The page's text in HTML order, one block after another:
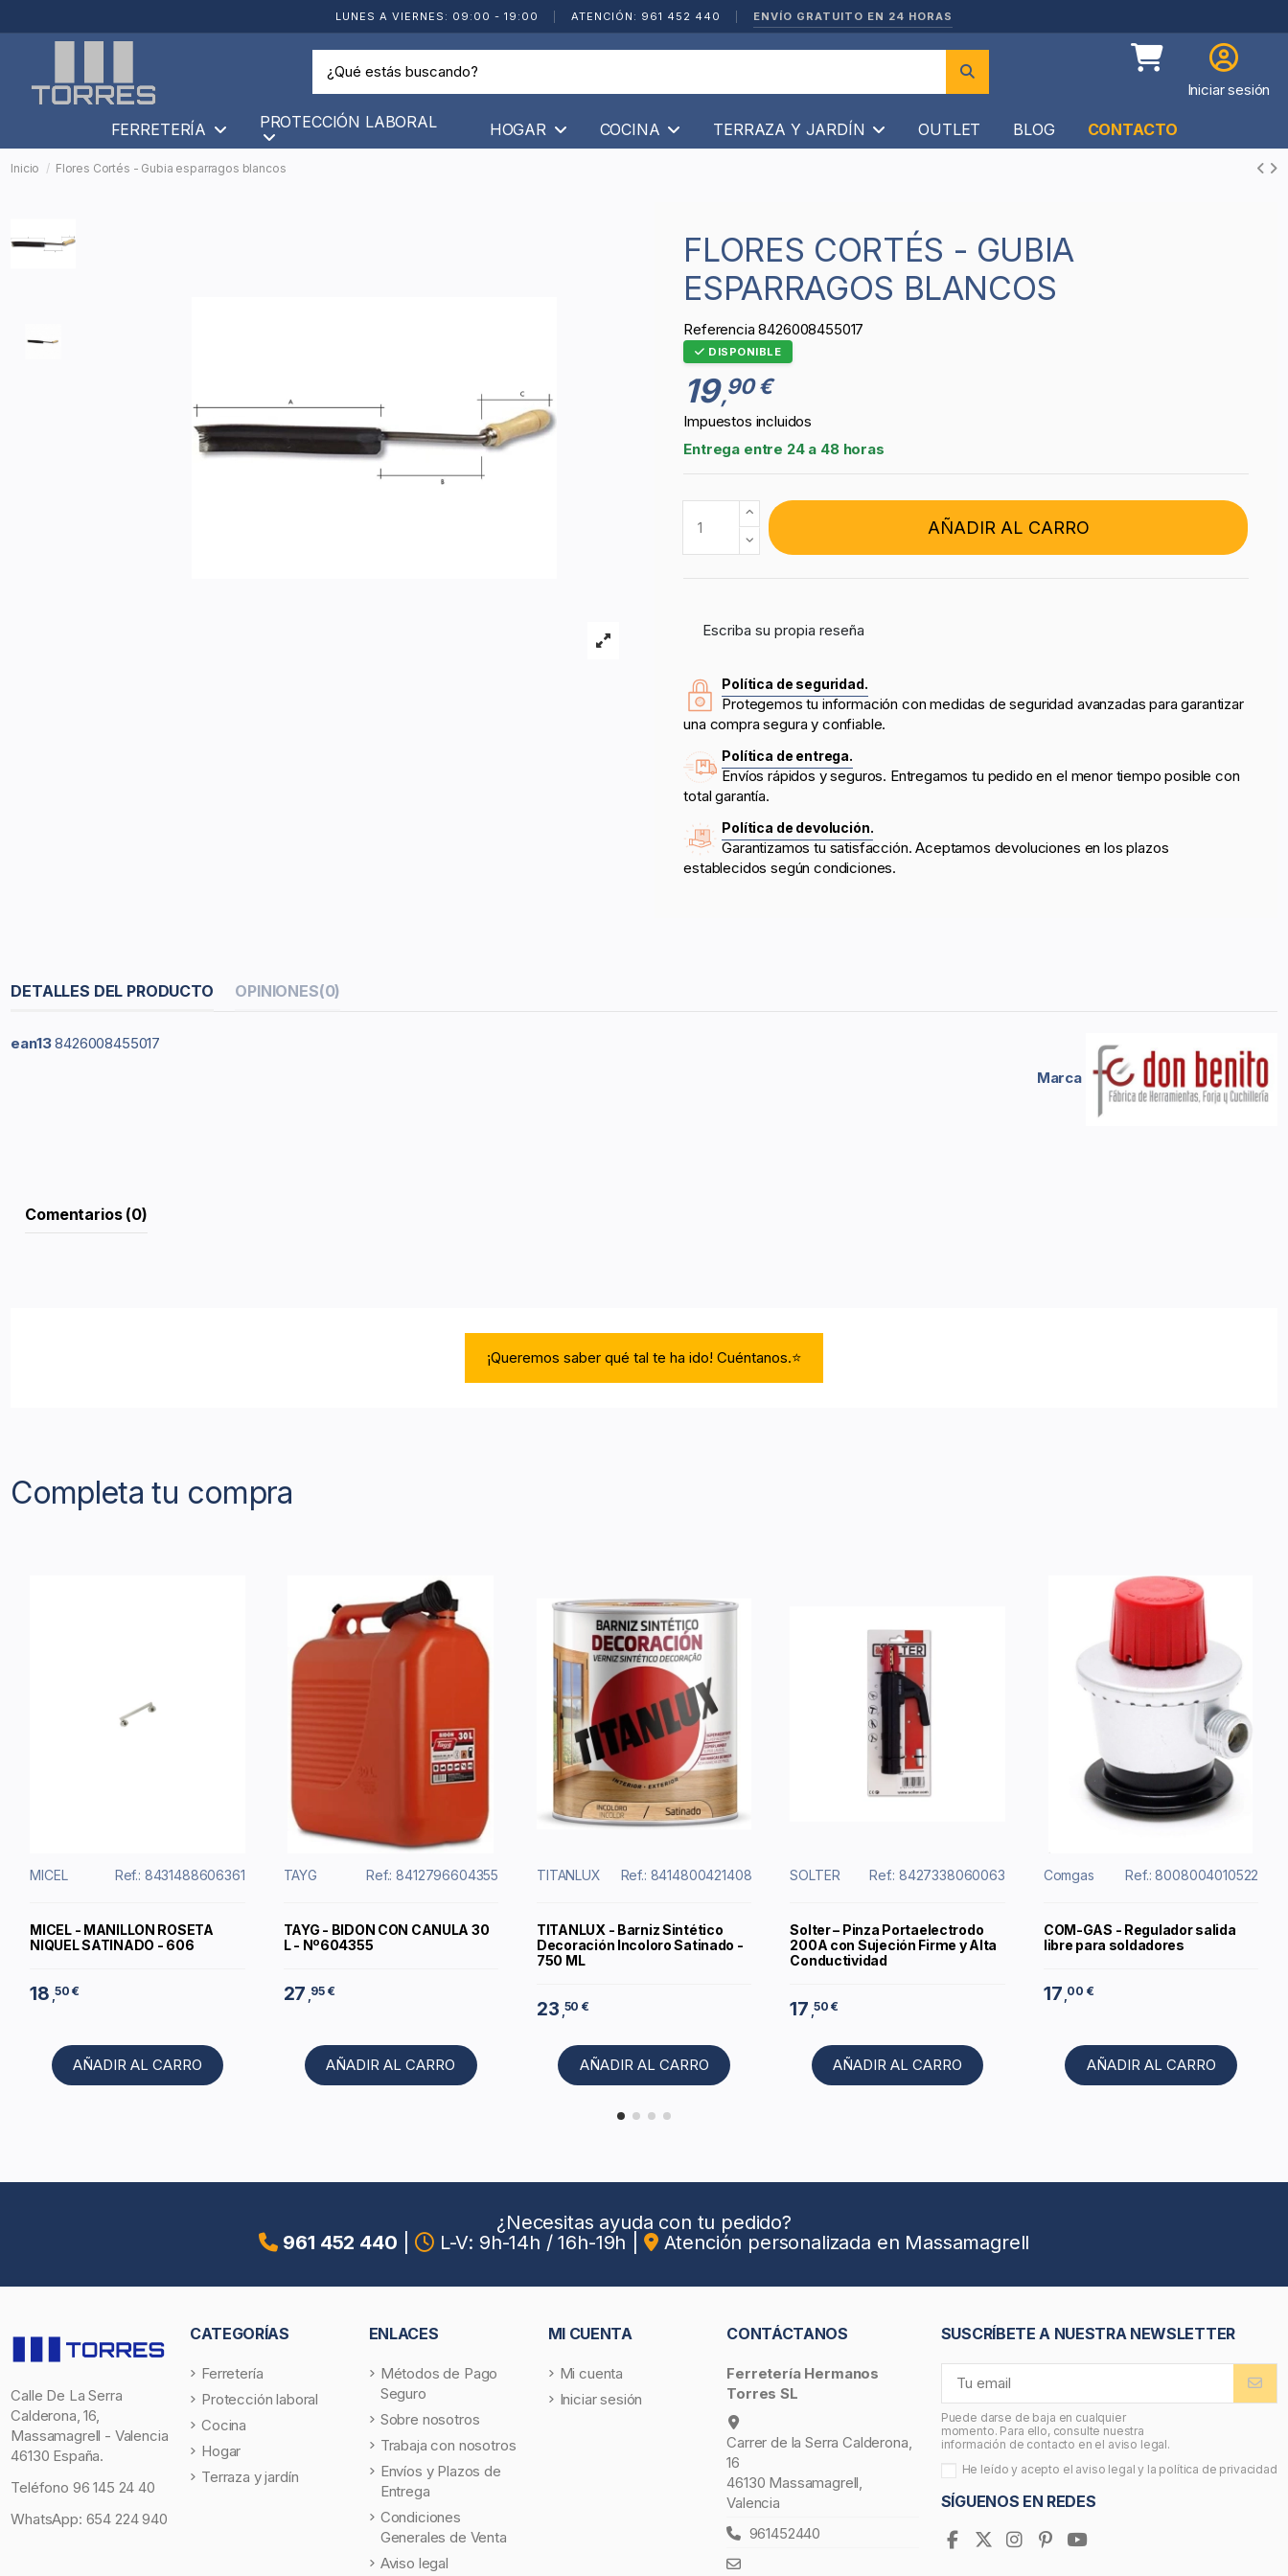
LUNES A VIERNES: 09:00 - 19:00 ATENCIÓN: 961 452 440 ENVÍO GRATUITO EN 24 HORAS
Iniciar sesión
FERRETERÍA PROTECCIÓN LABORAL HOGAR COCINA TERRAZA Y JARDÍN OUTLET BLOG CONTACTO
Inicio Flores Cortés - Gubia esparragos blancos
FLORES CORTÉS - GUBIA
ESPARRAGOS BLANCOS
Referencia 8426008455017
DISPONIBLE
19,90 €
Impuestos incluidos
Entrega entre 24 a 48 horas
AÑADIR AL CARRO
Escriba su propia reseña
Política de seguridad.
Protegemos tu información con medidas de seguridad avanzadas para garantizar
una compra segura y confiable.
Política de entrega.
Envíos rápidos y seguros. Entregamos tu pedido en el menor tiempo posible con
total garantía.
Política de devolución.
Garantizamos tu satisfacción. Aceptamos devoluciones en los plazos
establecidos según condiciones.
DETALLES DEL PRODUCTO OPINIONES(0)
Marca
ean13 8426008455017
Comentarios (0)
¡Queremos saber qué tal te ha ido! Cuéntanos.⭐
Completa tu compra
MICEL Ref.: 8431488606361
MICEL - MANILLON ROSETA
NIQUEL SATINADO - 606
18 ,50 €
AÑADIR AL CARRO
TAYG Ref.: 8412796604355
TAYG - BIDON CON CANULA 30
L - Nº604355
27 ,95 €
AÑADIR AL CARRO
TITANLUX Ref.: 8414800421408
TITANLUX - Barniz Sintético
Decoración Incoloro Satinado -
750 ML
23 ,50 €
AÑADIR AL CARRO
SOLTER Ref.: 8427338060063
Solter – Pinza Portaelectrodo
200A con Sujeción Firme y Alta
Conductividad
17 ,50 €
AÑADIR AL CARRO
Comgas Ref.: 8008004010522
COM-GAS - Regulador salida
libre para soldadores
17 ,00 €
AÑADIR AL CARRO
¿Necesitas ayuda con tu pedido?
961 452 440
L-V: 9h-14h / 16h-19h Atención personalizada en Massamagrell
Calle De La Serra
Calderona, 16,
Massamagrell - Valencia
46130 España.
Teléfono 96 145 24 40
WhatsApp: 654 224 940
CATEGORÍAS
Ferretería
Protección laboral
Cocina
Hogar
Terraza y jardín
ENLACES
Métodos de Pago
Seguro
Sobre nosotros
Trabaja con nosotros
Envíos y Plazos de
Entrega
Condiciones
Generales de Venta
Aviso legal
MI CUENTA
Mi cuenta
Iniciar sesión
CONTÁCTANOS
Ferretería Hermanos
Torres SL
Carrer de la Serra Calderona,
16
46130 Massamagrell,
Valencia
961452440
SUSCRÍBETE A NUESTRA NEWSLETTER
Puede darse de baja en cualquier
momento. Para ello, consulte nuestra
información de contacto en el aviso legal.
He leído y acepto el aviso legal y la política de privacidad
SÍGUENOS EN REDES